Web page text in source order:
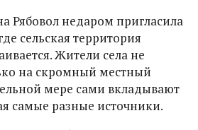
Рябовол недаром пригласила
сельская территория
Жители села не
на скромный местный
мере сами вкладывают
самые разные источники.